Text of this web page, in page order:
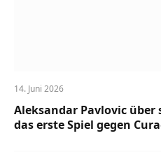
14. Juni 2026
Aleksandar Pavlovic über
das erste Spiel gegen